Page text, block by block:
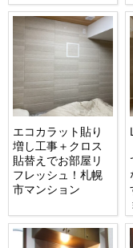
エコカラット貼り
増し工事＋クロス
貼替えでお部屋リ
フレッシュ！札幌
市マンション